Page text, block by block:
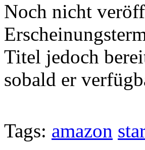
Noch nicht
Titel jedoch
sobald er
Tags: amazon